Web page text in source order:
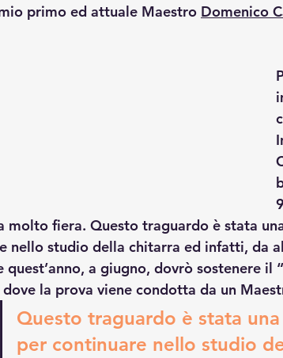
primo ed attuale Maestro Domenico
molto fiera. Questo traguardo è stata
nello studio della chitarra ed infatti, da
quest’anno, a giugno, dovrò sostenere
la prova viene condotta da un
Questo traguardo è stata
per continuare nello studio